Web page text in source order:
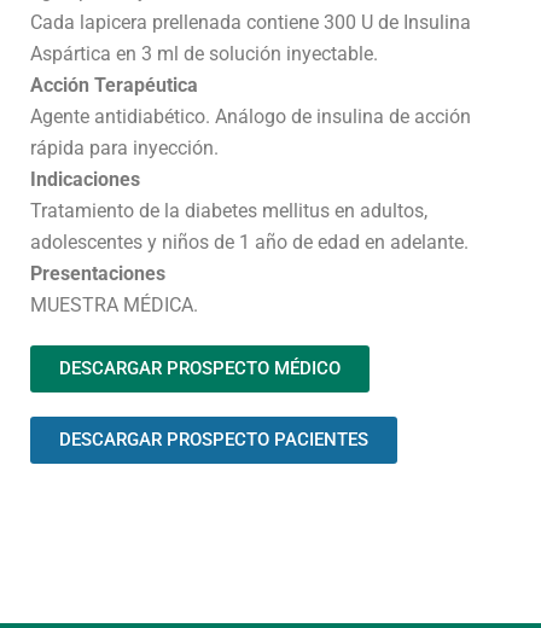
Cada lapicera prellenada contiene 300 U de Insulina
Aspártica en 3 ml de solución inyectable.
Acción Terapéutica
Agente antidiabético. Análogo de insulina de acción
rápida para inyección.
Indicaciones
Tratamiento de la diabetes mellitus en adultos,
adolescentes y niños de 1 año de edad en adelante.
Presentaciones
MUESTRA MÉDICA.
DESCARGAR PROSPECTO MÉDICO
DESCARGAR PROSPECTO PACIENTES